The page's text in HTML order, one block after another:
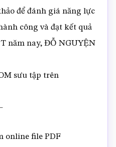
để đánh giá năng lực
công và đạt kết quả
năm nay, ĐỖ NGUYỆN
sưu tập trên
file PDF